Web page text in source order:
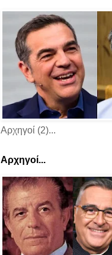
Αρχηγοί (2)...
Αρχηγοί...